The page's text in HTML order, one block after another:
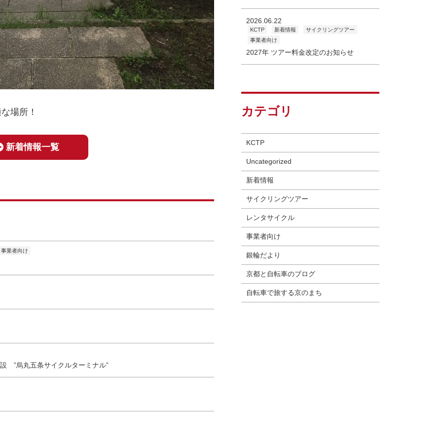
場所！
新着情報一覧
事業者向け
”烏丸五条サイクルターミナル”
2026.06.22
KCTP 新着情報
サイクリングツアー
事業者向け
2027年 ツアー料金改定のお知らせ
カテゴリ
KCTP
Uncategorized
新着情報
サイクリングツアー
レンタサイクル
事業者向け
銀輪だより
京都と自転車のブログ
自転車で旅する京のまち